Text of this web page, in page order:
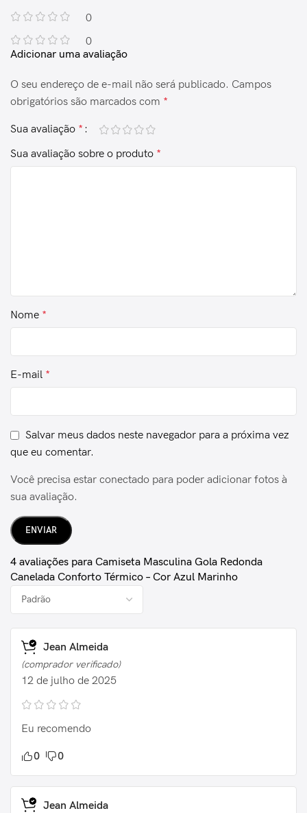
0
0
4 avaliações para Camiseta Masculina Gola Redonda
Canelada Conforto Térmico – Cor Azul Marinho
Jean Almeida
(comprador verificado)
12 de julho de 2025
Eu recomendo
0 0
Jean Almeida
Adicionar uma avaliação
O seu endereço de e-mail não será publicado. Campos
obrigatórios são marcados com *
Sua avaliação *
Sua avaliação sobre o produto *
Nome *
E-mail *
Salvar meus dados neste navegador para a próxima vez
que eu comentar.
Você precisa estar conectado para poder adicionar fotos à
sua avaliação.